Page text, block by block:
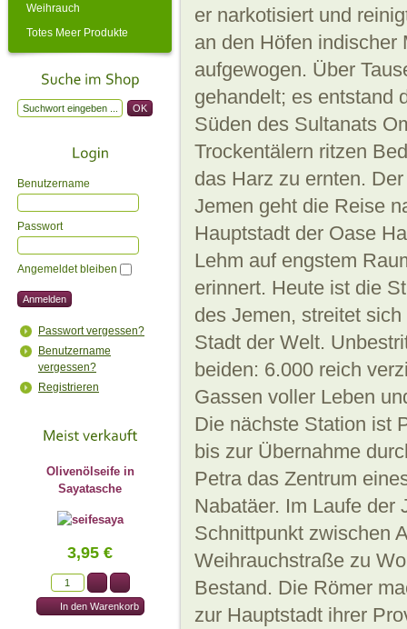
Weihrauch
Totes Meer Produkte
Benutzername
Passwort
Angemeldet bleiben
Passwort vergessen?
Benutzername
vergessen?
Registrieren
Olivenölseife in
Sayatasche
3,95 €
er narkotisiert und
an den Höfen indischer
aufgewogen. Über
gehandelt; es entstand
Süden des Sultanats
Trockentälern ritzen
das Harz zu ernten.
Jemen geht die Reise
Hauptstadt der Oase
Lehm auf engstem
erinnert. Heute ist die
des Jemen, streitet
Stadt der Welt.
beiden: 6.000 reich
Gassen voller Leben
Die nächste Station ist
bis zur Übernahme
Petra das Zentrum
Nabatäer. Im Laufe der
Schnittpunkt zwischen
Weihrauchstraße zu
Bestand. Die Römer
zur Hauptstadt ihrer